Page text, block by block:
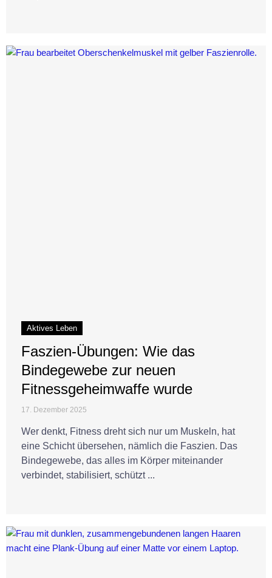
Aktives Leben
Faszien-Übungen: Wie das
Bindegewebe zur neuen
Fitnessgeheimwaffe wurde
17. Dezember 2025
Wer denkt, Fitness dreht sich nur um Muskeln, hat
eine Schicht übersehen, nämlich die Faszien. Das
Bindegewebe, das alles im Körper miteinander
verbindet, stabilisiert, schützt ...